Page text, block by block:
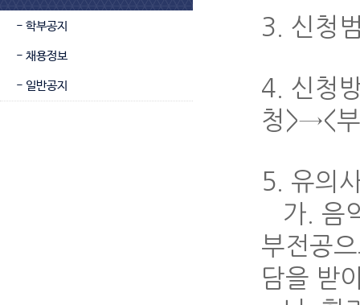
- 학부공지
- 채용정보
- 일반공지
3. 신청
4. 신청
청>→<
5. 유의
가. 음
부전공
담을 받